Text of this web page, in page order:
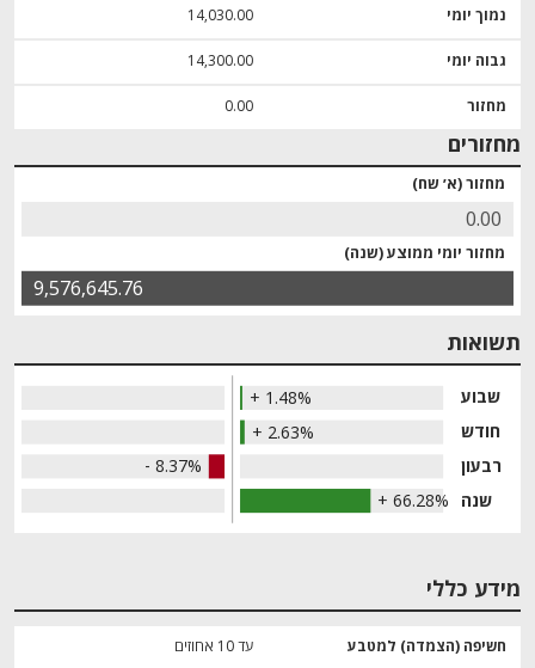
נמוך יומי 14,030.00
גבוה יומי 14,300.00
מחזור 0.00
מחזורים
0.00
9,576,645.76
מחזור יומי ממוצע (שנה)
מחזור (א׳ שח)
תשואות
+ 1.48%
+ 2.63%
- 8.37%
+ 66.28% שנה
רבעון
חודש
שבוע
מידע כללי
חשיפה (הצמדה) למטבע עד 10 אחוזים